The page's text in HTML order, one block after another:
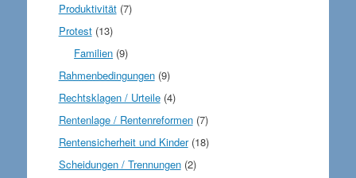
Produktivität(7)
Protest(13)
Familien (9)
Rahmenbedingungen(9)
Rechtsklagen / Urteile(4)
Rentenlage / Rentenreformen(7)
Rentensicherheit und Kinder(18)
Scheidungen / Trennungen(2)